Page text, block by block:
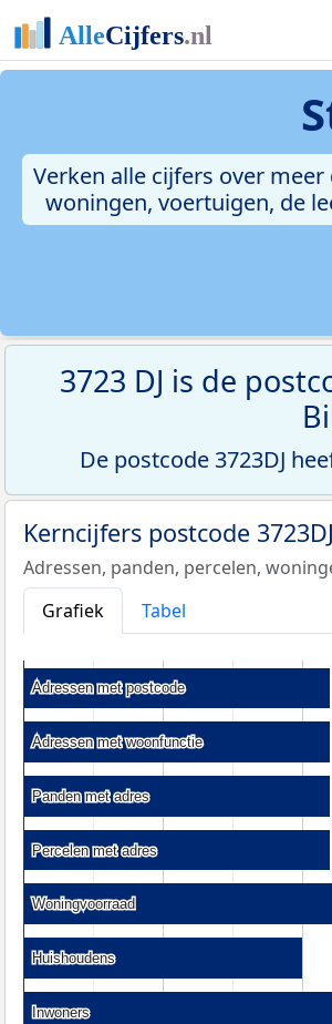
Verken alle cijfers over
woningen, voertuigen, de
3723 DJ is de
De postcode 3723DJ
Kerncijfers postcode 3723DJ
Adressen, panden, percelen,
Grafiek
Tabel
Adressen met postcode
Adressen met postcode
Adressen met woonfunctie
Adressen met woonfunctie
Panden met adres
Panden met adres
Percelen met adres
Percelen met adres
Woningvoorraad
Woningvoorraad
Huishoudens
Huishoudens
Inwoners
Inwoners